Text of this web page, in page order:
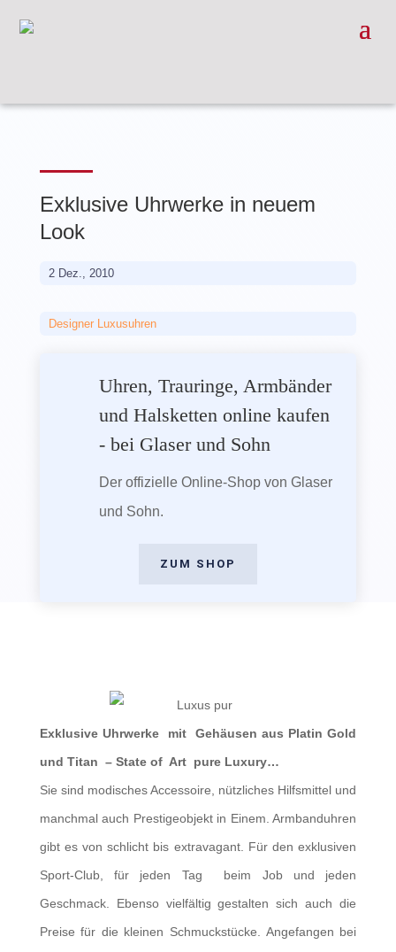
Exklusive Uhrwerke in neuem
Look
2 Dez., 2010
Designer Luxusuhren
Uhren, Trauringe, Armbänder
und Halsketten online kaufen
- bei Glaser und Sohn
Der offizielle Online-Shop von Glaser
und Sohn.
ZUM SHOP
Exklusive Uhrwerke mit Gehäusen aus Platin Gold
und Titan – State of Art pure Luxury…
Sie sind modisches Accessoire, nützliches Hilfsmittel und
manchmal auch Prestigeobjekt in Einem. Armbanduhren
gibt es von schlicht bis extravagant. Für den exklusiven
Sport-Club, für jeden Tag beim Job und jeden
Geschmack. Ebenso vielfältig gestalten sich auch die
Preise für die kleinen Schmuckstücke. Angefangen bei